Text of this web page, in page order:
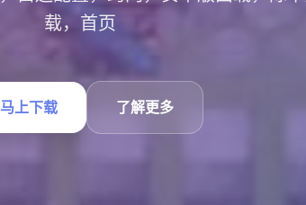
载，首页
马上下载 了解更多